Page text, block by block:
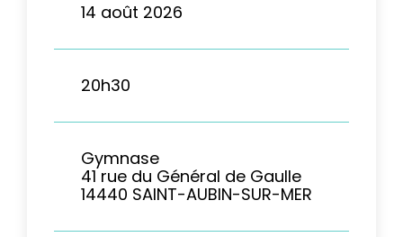
14 août 2026
20h30
Gymnase
41 rue du Général de Gaulle
14440 SAINT-AUBIN-SUR-MER